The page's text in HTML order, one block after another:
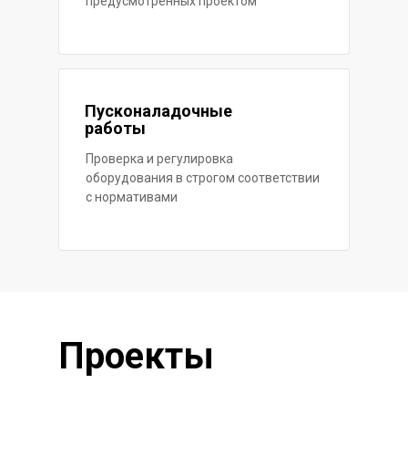
Пусконаладочные
работы
Проверка и регулировка
оборудования в строгом соответствии
с нормативами
Проекты